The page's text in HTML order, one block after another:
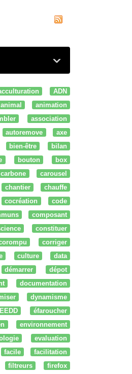
ADN
animal
animation
association
autoremove
axe
bien-être
bilan
bouton
box
carbone
carousel
chantier
chauffe
cocréation
code
composant
constituer
corriger
culture
data
démarrer
dépot
documentation
dynamisme
EEDD
éfaroucher
environnement
evaluation
facile
facilitation
filtreurs
firefox